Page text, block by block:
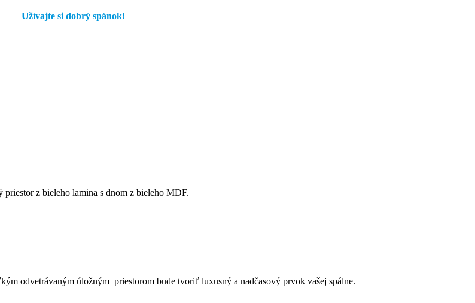
Užívajte si dobrý spánok!
z bieleho lamina s dnom z bieleho MDF.
odvetrávaným úložným priestorom bude tvoriť luxusný a nadčasový prvok vašej spálne.